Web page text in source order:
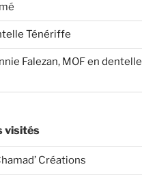
Ténériffe
Falezan, MOF en dentelle
visités
Créations